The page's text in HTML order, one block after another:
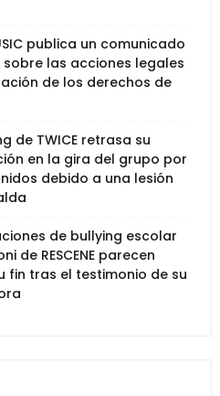
publica un comunicado
las acciones legales
de los derechos de
de TWICE retrasa su
en la gira del grupo por
debido a una lesión
de bullying escolar
de RESCENE parecen
fin tras el testimonio de su